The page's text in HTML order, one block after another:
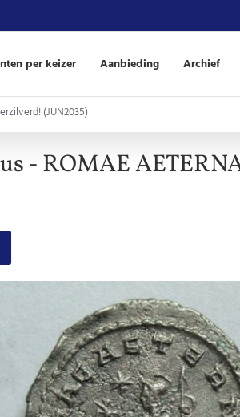
per keizer Aanbieding Archief
(JUN2035)
- ROMAE